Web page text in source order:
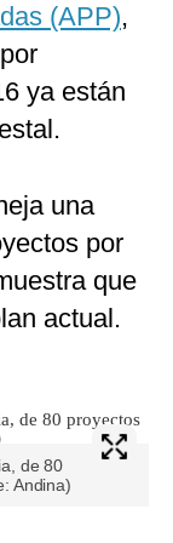
(APP),
ya están
una
por
que
actual.
de 80
Andina)